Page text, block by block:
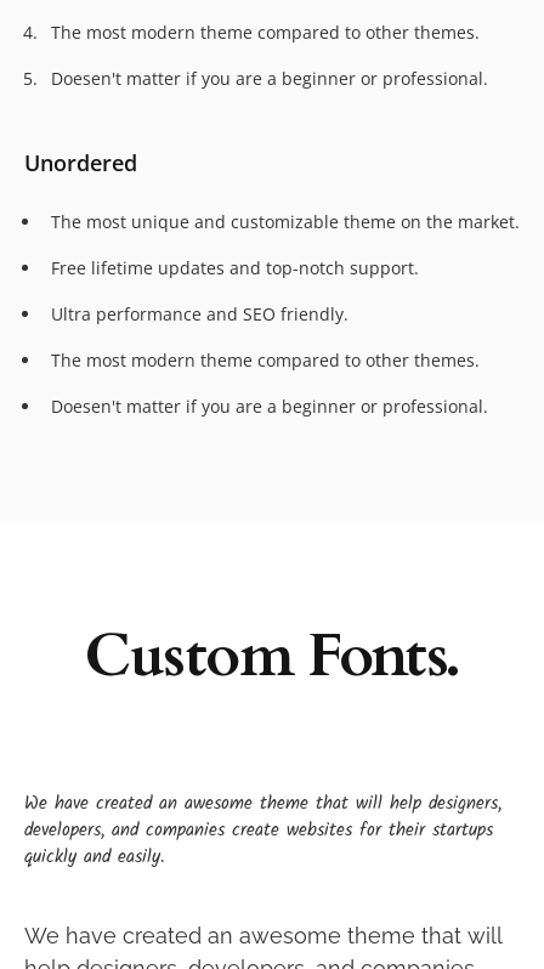
The most modern theme compared to other themes.
Doesen't matter if you are a beginner or professional.
Unordered
The most unique and customizable theme on the market.
Free lifetime updates and top-notch support.
Ultra performance and SEO friendly.
The most modern theme compared to other themes.
Doesen't matter if you are a beginner or professional.
Custom Fonts.
We have created an awesome theme that will help designers,
developers, and companies create websites for their startups
quickly and easily.
We have created an awesome theme that will